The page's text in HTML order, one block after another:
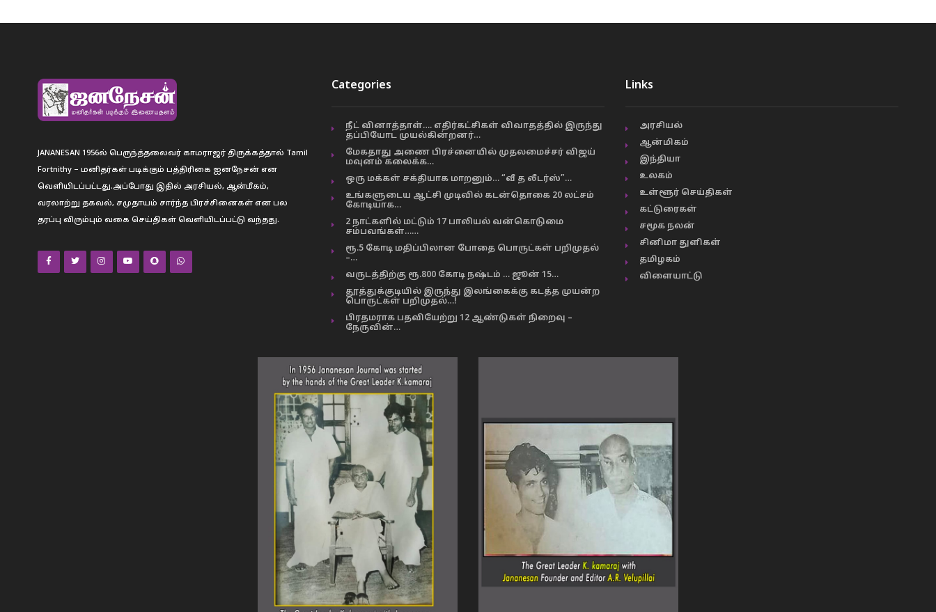
JANANESAN 1956ல் பெருந்த்தலைவர் காமராஜர் திருக்கத்தால் Tamil
Fortnithy – மனிதர்கள் படிக்கும் பத்திரிகை ஐனநேசன் என
வெளியிடப்பட்டது.அப்போது இதில் அரசியல், ஆன்மீகம்,
வரலாற்று தகவல், சமுதாயம் சார்ந்த பிரச்சினைகள் என பல
தரப்பு விரும்பும் வகை செய்திகள் வெளியிடப்பட்டு வந்தது.
Categories
நீட் வினாத்தாள்…. எதிர்கட்சிகள் விவாதத்தில் இருந்து
தப்பியோட முயல்கின்றனர்…
மேகதாது அணை பிரச்னையில் முதலமைச்சர் விஜய்
மவுனம் கலைக்க…
ஒரு மக்கள் சக்தியாக மாறனும்… “வீ த லீடர்ஸ்”…
உங்களுடைய ஆட்சி முடிவில் கடன்தொகை 20 லட்சம்
கோடியாக…
2 நாட்களில் மட்டும் 17 பாலியல் வன்கொடுமை
சம்பவங்கள்……
ரூ.5 கோடி மதிப்பிலான போதை பொருட்கள் பறிமுதல்
–…
வருடத்திற்கு ரூ.800 கோடி நஷ்டம் … ஜூன் 15…
தூத்துக்குடியில் இருந்து இலங்கைக்கு கடத்த முயன்ற
பொருட்கள் பறிமுதல்…!
பிரதமராக பதவியேற்று 12 ஆண்டுகள் நிறைவு –
நேருவின்…
Links
அரசியல்
ஆன்மிகம்
இந்தியா
உலகம்
உள்ளூர் செய்திகள்
கட்டுரைகள்
சமூக நலன்
சினிமா துளிகள்
தமிழகம்
விளையாட்டு